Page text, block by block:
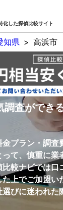
化した探偵比較サイト
知県 > 高浜市
調査ができ
プラン・調査
て、慎重に業
較ナビでは口
上でご加盟い
びに迷われた